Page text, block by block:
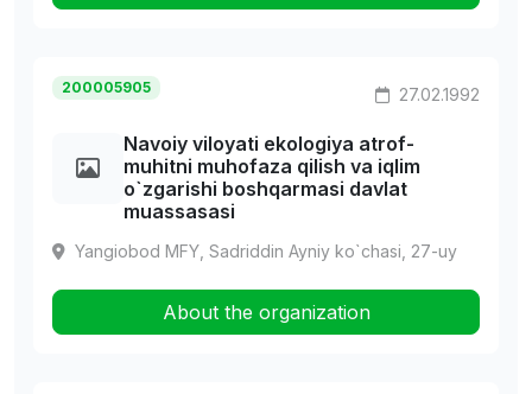
200005905 27.02.1992
Navoiy viloyati ekologiya atrof-
muhitni muhofaza qilish va iqlim
o`zgarishi boshqarmasi davlat
muassasasi
Yangiobod MFY, Sadriddin Ayniy ko`chasi, 27-uy
About the organization